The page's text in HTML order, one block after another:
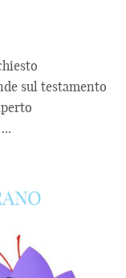
sul testamento